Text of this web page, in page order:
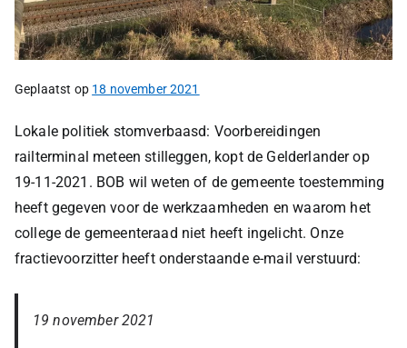
Geplaatst op 18 november 2021
Lokale politiek stomverbaasd: Voorbereidingen
railterminal meteen stilleggen, kopt de Gelderlander op
19-11-2021. BOB wil weten of de gemeente toestemming
heeft gegeven voor de werkzaamheden en waarom het
college de gemeenteraad niet heeft ingelicht. Onze
fractievoorzitter heeft onderstaande e-mail verstuurd:
19 november 2021